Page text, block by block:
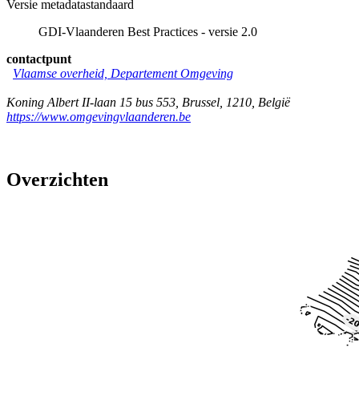
Versie metadatastandaard
GDI-Vlaanderen Best Practices - versie 2.0
contactpunt
Vlaamse overheid, Departement Omgeving
Koning Albert II-laan 15 bus 553 Brussel 1210 België
https://www.omgevingvlaanderen.be
Overzichten